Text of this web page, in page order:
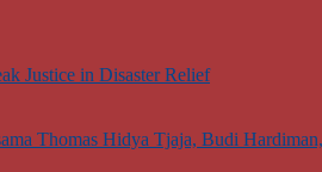
Justice in Disaster Relief
Thomas Hidya Tjaja, Budi